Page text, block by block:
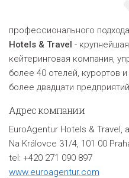
профессионального
Hotels & Travel -
кейтеринговая компания,
более 40 отелей, курортов
более двадцати
Адрес компании
EuroAgentur Hotels & Travel,
Na Královce 31/4, 101 00
tel: +420 271 090 897
www.euroagentur.com